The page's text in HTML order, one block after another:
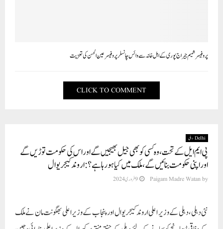
پروفیسر شمیم جیراج پوری کے اہل خانہ سے وائس چانسلر پروفیسر عین الحسن کی تعزیت
CLICK TO COMMENT
Delhi دہلی
پی ایم ایل کے تحت، وہ کسی کو بھی جیل بھیجیں گے اور اس کی حکومت توڑیں گے
اور اپنی حکومت بنائیں گے، ملک میں کیا ہو رہا ہے؟: اروند کیجریوال
by
Paigam Madre Watan 9 فروری 2024
نئی دہلی،دہلی کے وزیر اعلی اروند کیجریوال اور پنجاب کے وزیر اعلی بھگونت مان نے ملک